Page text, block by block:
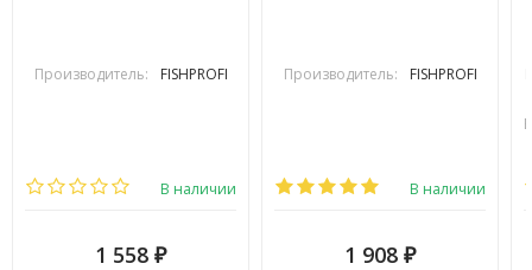
Производитель: FISHPROFI
В наличии
1 558 ₽
Производитель: FISHPROFI
В наличии
1 908 ₽